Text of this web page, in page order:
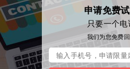
申请免费
只要一个电
我们为您免费